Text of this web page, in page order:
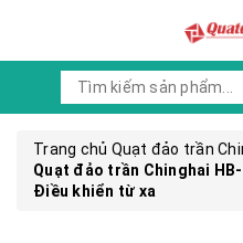
Trang chủ Quạt đảo trần
Quạt đảo trần Chinghai
Điều khiển từ xa